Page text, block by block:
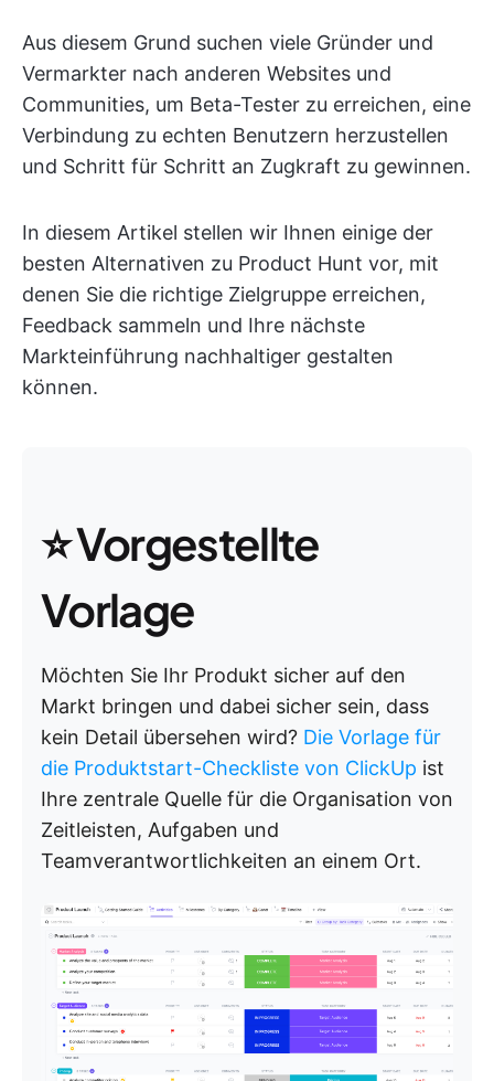
Aus diesem Grund suchen viele Gründer und
Vermarkter nach anderen Websites und
Communities, um Beta-Tester zu erreichen, eine
Verbindung zu echten Benutzern herzustellen
und Schritt für Schritt an Zugkraft zu gewinnen.
In diesem Artikel stellen wir Ihnen einige der
besten Alternativen zu Product Hunt vor, mit
denen Sie die richtige Zielgruppe erreichen,
Feedback sammeln und Ihre nächste
Markteinführung nachhaltiger gestalten
können.
⭐ Vorgestellte
Vorlage
Möchten Sie Ihr Produkt sicher auf den
Markt bringen und dabei sicher sein, dass
kein Detail übersehen wird? Die Vorlage für
die Produktstart-Checkliste von ClickUp ist
Ihre zentrale Quelle für die Organisation von
Zeitleisten, Aufgaben und
Teamverantwortlichkeiten an einem Ort.